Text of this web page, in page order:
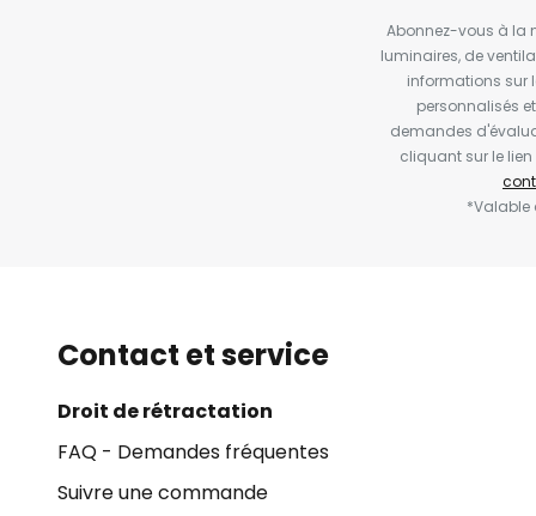
Abonnez-vous à la
luminaires, de
informations sur
personnalisés
demandes
cliquant sur le
*Valable
Contact et service
Droit de rétractation
FAQ - Demandes fréquentes
Suivre une commande